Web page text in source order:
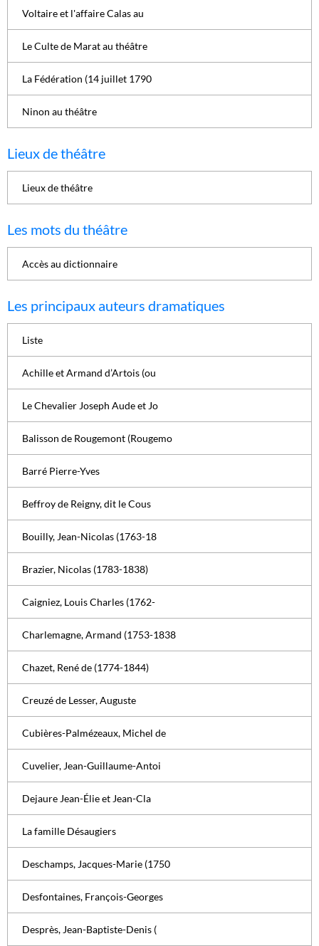
Voltaire et l'affaire Calas au
Le Culte de Marat au théâtre
La Fédération (14 juillet 1790
Ninon au théâtre
Lieux de théâtre
Lieux de théâtre
Les mots du théâtre
Accès au dictionnaire
Les principaux auteurs dramatiques
Liste
Achille et Armand d’Artois (ou
Le Chevalier Joseph Aude et Jo
Balisson de Rougemont (Rougemo
Barré Pierre-Yves
Beffroy de Reigny, dit le Cous
Bouilly, Jean-Nicolas (1763-18
Brazier, Nicolas (1783-1838)
Caigniez, Louis Charles (1762-
Charlemagne, Armand (1753-1838
Chazet, René de (1774-1844)
Creuzé de Lesser, Auguste
Cubières-Palmézeaux, Michel de
Cuvelier, Jean-Guillaume-Antoi
Dejaure Jean-Élie et Jean-Cla
La famille Désaugiers
Deschamps, Jacques-Marie (1750
Desfontaines, François-Georges
Desprès, Jean-Baptiste-Denis (